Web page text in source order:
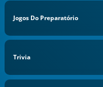
Jogos Do Preparatório
Trivia